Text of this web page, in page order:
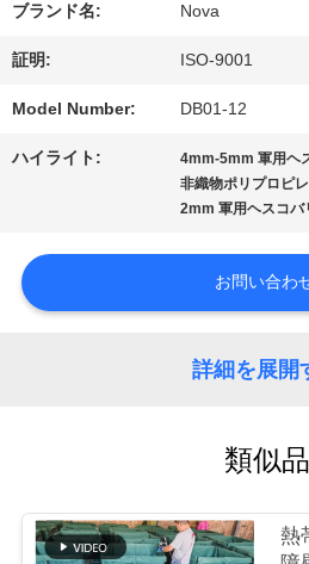
ョ
ー
わ
し
た
い
ブランド名: Nova
証明: ISO-9001
Model Number: DB01-12
ハイライト: 4mm-5mm 軍用ヘ
非織物ポリプロピ
2mm 軍用ヘスコバ
お問い合わ
詳細を展開
類似品
熱